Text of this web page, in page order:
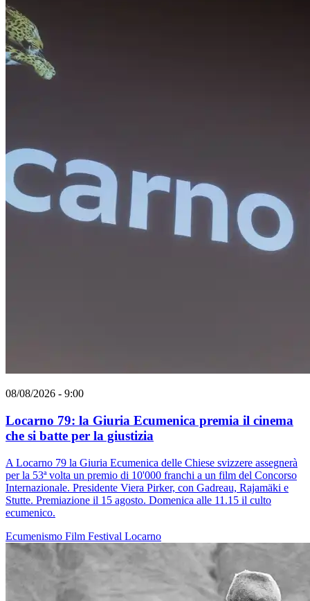
08/08/2026 - 9:00
Locarno 79: la Giuria Ecumenica premia il cinema
che si batte per la giustizia
A Locarno 79 la Giuria Ecumenica delle Chiese svizzere assegnerà
per la 53ª volta un premio di 10'000 franchi a un film del Concorso
Internazionale. Presidente Viera Pirker, con Gadreau, Rajamäki e
Stutte. Premiazione il 15 agosto. Domenica alle 11.15 il culto
ecumenico.
Ecumenismo Film Festival Locarno